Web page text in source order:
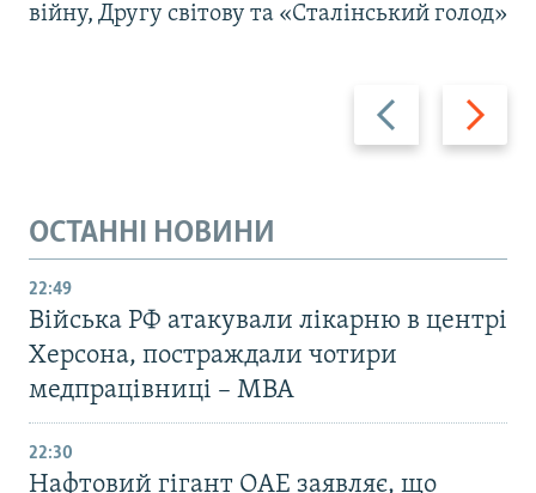
Назад Вперед
війну, Другу світову та «Сталінський голод»
ОСТАННІ НОВИНИ
22:49
Війська РФ атакували лікарню в центрі
Херсона, постраждали чотири
медпрацівниці – МВА
22:30
Нафтовий гігант ОАЕ заявляє, що